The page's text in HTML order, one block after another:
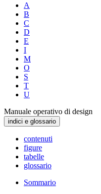
A
B
C
D
E
I
M
O
S
T
U
Manuale operativo di design
indici e glossario
contenuti
figure
tabelle
glossario
Sommario